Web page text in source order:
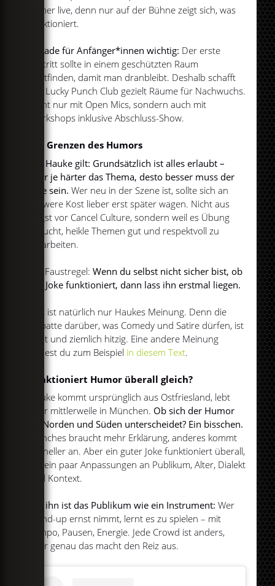
immer live, denn nur auf der Bühne zeigt sich, was
funktioniert.
Gerade für Anfänger*innen wichtig: Der erste
Auftritt sollte in einem geschützten Raum
stattfinden, damit man dranbleibt. Deshalb schafft
der Lucky Punch Club gezielt Räume für Nachwuchs.
Nicht nur mit Open Mics, sondern auch mit
Workshops inklusive Abschluss-Show.
Die Grenzen des Humors
Für Hauke gilt: Grundsätzlich ist alles erlaubt –
aber je härter das Thema, desto besser muss der
Joke sein. Wer neu in der Szene ist, sollte sich an
schwere Kost lieber erst später wagen. Nicht aus
Angst vor Cancel Culture, sondern weil es Übung
braucht, heikle Themen gut und respektvoll zu
verarbeiten.
Die Faustregel:Wenn du selbst nicht sicher bist, ob
der Joke funktioniert, dann lass ihn erstmal liegen.
Das ist natürlich nur Haukes Meinung. Denn die
Debatte darüber, was Comedy und Satire dürfen, ist
uralt und ziemlich hitzig. Eine andere Meinung
findest du zum Beispiel in diesem Text.
Funktioniert Humor überall gleich?
Hauke kommt ursprünglich aus Ostfriesland, lebt
aber mittlerweile in München. Ob sich der Humor
im Norden und Süden unterscheidet? Ein bisschen.
Manches braucht mehr Erklärung, anderes kommt
schneller an. Aber ein guter Joke funktioniert überall,
mit ein paar Anpassungen an Publikum, Alter, Dialekt
und Kontext.
Für ihn ist das Publikum wie ein Instrument: Wer
Stand-up ernst nimmt, lernt es zu spielen – mit
Tempo, Pausen, Energie. Jede Crowd ist anders,
aber genau das macht den Reiz aus.